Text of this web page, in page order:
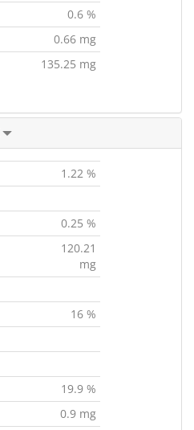
0.6 %
0.66 mg
135.25 mg
1.22 %
0.25 %
120.21
mg
16 %
19.9 %
0.9 mg